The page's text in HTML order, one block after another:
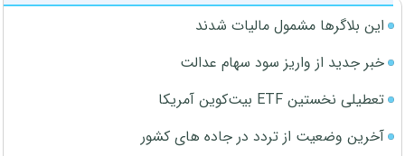
این بلاگرها مشمول مالیات شدند
خبر جدید از واریز سود سهام عدالت
تعطیلی نخستین ETF بیت‌کوین آمریکا
آخرین وضعیت از تردد در جاده های کشور